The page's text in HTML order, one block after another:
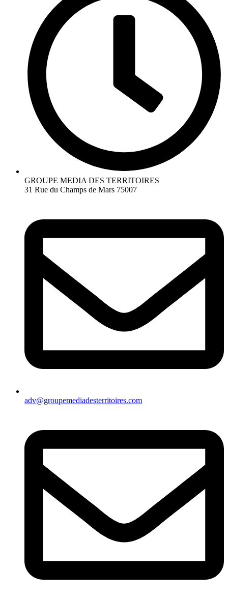
GROUPE MEDIA DES TERRITOIRES
31 Rue du Champs de Mars 75007
adv@groupemediadesterritoires.com